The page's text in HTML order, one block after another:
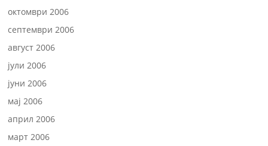
октомври 2006
септември 2006
август 2006
јули 2006
јуни 2006
мај 2006
април 2006
март 2006